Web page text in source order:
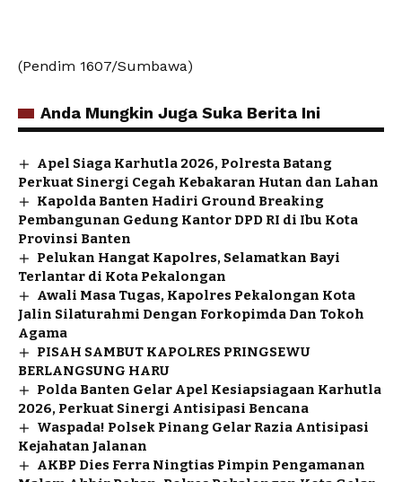
‎(Pendim 1607/Sumbawa)
Anda Mungkin Juga Suka Berita Ini
Apel Siaga Karhutla 2026, Polresta Batang
Perkuat Sinergi Cegah Kebakaran Hutan dan Lahan
Kapolda Banten Hadiri Ground Breaking
Pembangunan Gedung Kantor DPD RI di Ibu Kota
Provinsi Banten
Pelukan Hangat Kapolres, Selamatkan Bayi
Terlantar di Kota Pekalongan
Awali Masa Tugas, Kapolres Pekalongan Kota
Jalin Silaturahmi Dengan Forkopimda Dan Tokoh
Agama
PISAH SAMBUT KAPOLRES PRINGSEWU
BERLANGSUNG HARU
Polda Banten Gelar Apel Kesiapsiagaan Karhutla
2026, Perkuat Sinergi Antisipasi Bencana
Waspada! Polsek Pinang Gelar Razia Antisipasi
Kejahatan Jalanan
AKBP Dies Ferra Ningtias Pimpin Pengamanan